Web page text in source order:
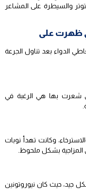
والسيطرة على المشاعر
ظهرت على
الدواء بعد تناول الجرعة
شعرت بها هي الرغبة في
وكانت تهدأ نوبات
المزاجية بشكل ملحوظ.
جيد، حيث كان نيوروتونين